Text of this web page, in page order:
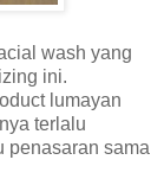
wash yang
ini.
lumayan
terlalu
penasaran sama